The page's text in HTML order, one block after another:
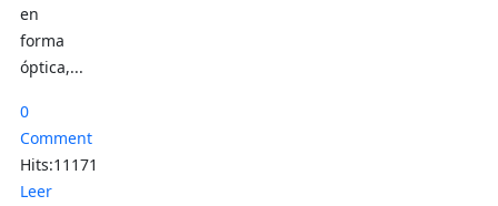
en
forma
óptica,...
0
Comment
Hits:11171
Leer